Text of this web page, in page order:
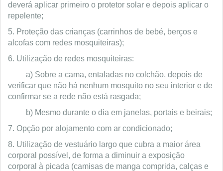
deverá aplicar primeiro o protetor solar e depois aplicar o
repelente;
5. Proteção das crianças (carrinhos de bebé, berços e
alcofas com redes mosquiteiras);
6. Utilização de redes mosquiteiras:
a) Sobre a cama, entaladas no colchão, depois de
verificar que não há nenhum mosquito no seu interior e de
confirmar se a rede não está rasgada;
b) Mesmo durante o dia em janelas, portais e beirais;
7. Opção por alojamento com ar condicionado;
8. Utilização de vestuário largo que cubra a maior área
corporal possível, de forma a diminuir a exposição
corporal à picada (camisas de manga comprida, calças e